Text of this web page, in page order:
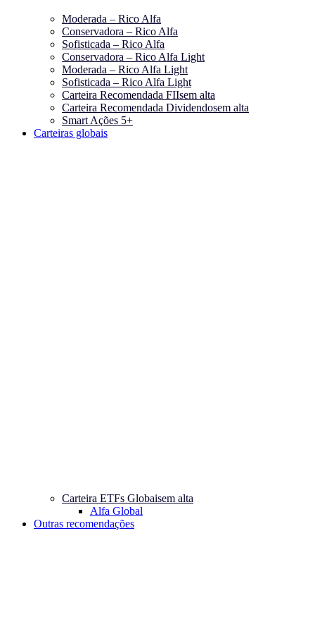
Moderada – Rico Alfa
Conservadora – Rico Alfa
Sofisticada – Rico Alfa
Conservadora – Rico Alfa Light
Moderada – Rico Alfa Light
Sofisticada – Rico Alfa Light
Carteira Recomendada FIIsem alta
Carteira Recomendada Dividendosem alta
Smart Ações 5+
Carteiras globais
Carteira ETFs Globaisem alta
Alfa Global
Outras recomendações